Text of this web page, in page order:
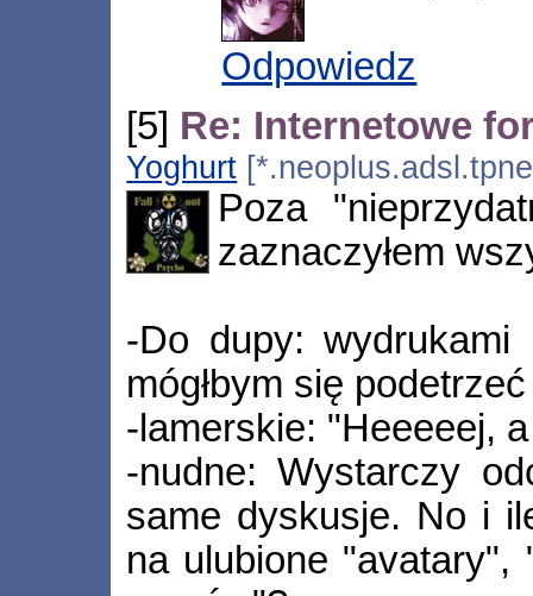
Odpowiedz
[5] Re: Internetowe
Yoghurt
Poza
zaznaczyłem
-Do dupy:
mógłbym się
-lamerskie: "Heeeeej,
-nudne: Wystarczy
same dyskusje. No i
na ulubione "avatary",